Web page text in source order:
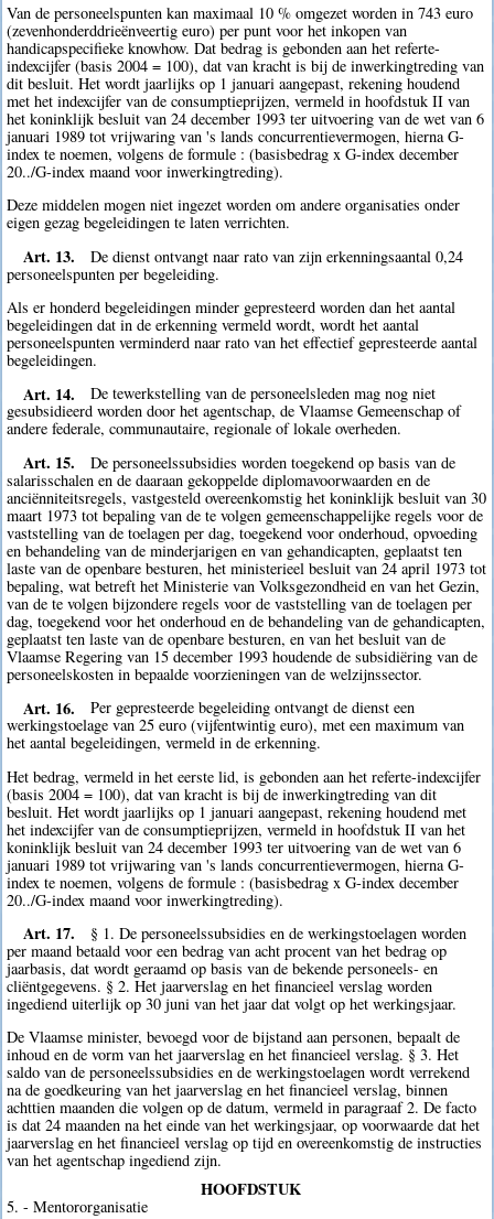
Van de personeelspunten kan maximaal 10 % omgezet worden in 743 euro
(zevenhonderddrieënveertig euro) per punt voor het inkopen van
handicapspecifieke knowhow. Dat bedrag is gebonden aan het referte-
indexcijfer (basis 2004 = 100), dat van kracht is bij de inwerkingtreding van
dit besluit. Het wordt jaarlijks op 1 januari aangepast, rekening houdend
met het indexcijfer van de consumptieprijzen, vermeld in hoofdstuk II van
het koninklijk besluit van 24 december 1993 ter uitvoering van de wet van 6
januari 1989 tot vrijwaring van 's lands concurrentievermogen, hierna G-
index te noemen, volgens de formule : (basisbedrag x G-index december
20../G-index maand voor inwerkingtreding).
Deze middelen mogen niet ingezet worden om andere organisaties onder
eigen gezag begeleidingen te laten verrichten.
Art. 13.
De dienst ontvangt naar rato van zijn erkenningsaantal 0,24
personeelspunten per begeleiding.
Als er honderd begeleidingen minder gepresteerd worden dan het aantal
begeleidingen dat in de erkenning vermeld wordt, wordt het aantal
personeelspunten verminderd naar rato van het effectief gepresteerde aantal
begeleidingen.
Art. 14.
De tewerkstelling van de personeelsleden mag nog niet
gesubsidieerd worden door het agentschap, de Vlaamse Gemeenschap of
andere federale, communautaire, regionale of lokale overheden.
Art. 15.
De personeelssubsidies worden toegekend op basis van de
salarisschalen en de daaraan gekoppelde diplomavoorwaarden en de
anciënniteitsregels, vastgesteld overeenkomstig het koninklijk besluit van 30
maart 1973 tot bepaling van de te volgen gemeenschappelijke regels voor de
vaststelling van de toelagen per dag, toegekend voor onderhoud, opvoeding
en behandeling van de minderjarigen en van gehandicapten, geplaatst ten
laste van de openbare besturen, het ministerieel besluit van 24 april 1973 tot
bepaling, wat betreft het Ministerie van Volksgezondheid en van het Gezin,
van de te volgen bijzondere regels voor de vaststelling van de toelagen per
dag, toegekend voor het onderhoud en de behandeling van de gehandicapten,
geplaatst ten laste van de openbare besturen, en van het besluit van de
Vlaamse Regering van 15 december 1993 houdende de subsidiëring van de
personeelskosten in bepaalde voorzieningen van de welzijnssector.
Art. 16.
Per gepresteerde begeleiding ontvangt de dienst een
werkingstoelage van 25 euro (vijfentwintig euro), met een maximum van
het aantal begeleidingen, vermeld in de erkenning.
Het bedrag, vermeld in het eerste lid, is gebonden aan het referte-indexcijfer
(basis 2004 = 100), dat van kracht is bij de inwerkingtreding van dit
besluit. Het wordt jaarlijks op 1 januari aangepast, rekening houdend met
het indexcijfer van de consumptieprijzen, vermeld in hoofdstuk II van het
koninklijk besluit van 24 december 1993 ter uitvoering van de wet van 6
januari 1989 tot vrijwaring van 's lands concurrentievermogen, hierna G-
index te noemen, volgens de formule : (basisbedrag x G-index december
20../G-index maand voor inwerkingtreding).
Art. 17.
§ 1. De personeelssubsidies en de werkingstoelagen worden
per maand betaald voor een bedrag van acht procent van het bedrag op
jaarbasis, dat wordt geraamd op basis van de bekende personeels- en
cliëntgegevens. § 2. Het jaarverslag en het financieel verslag worden
ingediend uiterlijk op 30 juni van het jaar dat volgt op het werkingsjaar.
De Vlaamse minister, bevoegd voor de bijstand aan personen, bepaalt de
inhoud en de vorm van het jaarverslag en het financieel verslag. § 3. Het
saldo van de personeelssubsidies en de werkingstoelagen wordt verrekend
na de goedkeuring van het jaarverslag en het financieel verslag, binnen
achttien maanden die volgen op de datum, vermeld in paragraaf 2. De facto
is dat 24 maanden na het einde van het werkingsjaar, op voorwaarde dat het
jaarverslag en het financieel verslag op tijd en overeenkomstig de instructies
van het agentschap ingediend zijn.
HOOFDSTUK
5. - Mentororganisatie